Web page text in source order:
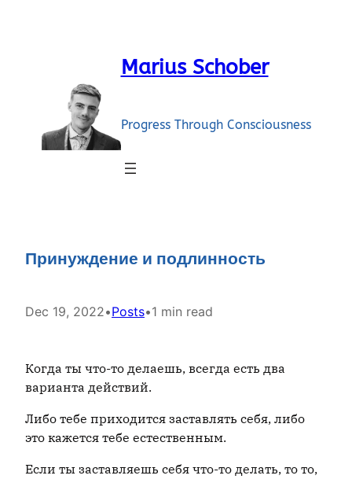
Marius Schober
Progress Through Consciousness
Принуждение и подлинность
Dec 19, 2022•Posts•1 min read
Когда ты что-то делаешь, всегда есть два
варианта действий.
Либо тебе приходится заставлять себя, либо
это кажется тебе естественным.
Если ты заставляешь себя что-то делать, то то,